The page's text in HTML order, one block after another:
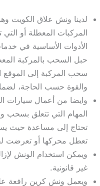
لدينا ونش علاق الكويت
المركبات المعطلة أو
الأدوات الأساسية في
حبل السحب بالمركبة
سحب المركبة إلى
والقوة حسب الحاجة،
وايضا من أعمال سيارات
المهام التي تتعلق بسحب
تحتاج إلى مساعدة حيث
تعطل محركها أو تعرضت
ويمكن استخدام الونش
غير قانونية.
ويعمل ونش کرین رافعة